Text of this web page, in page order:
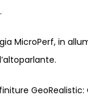
MicroPerf, in
GeoRealistic: